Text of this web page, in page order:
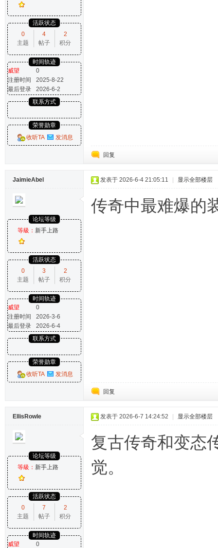
活跃状态
0
主题
4
帖子
2
积分
时间轨迹
威望
0
注册时间
2025-8-22
最后登录
2026-6-2
联系方式
荣誉勋章
收听TA
发消息
回复
JaimieAbel
论坛等级
等級： 新手上路
活跃状态
0
主题
3
帖子
2
积分
时间轨迹
威望
0
注册时间
2026-3-6
最后登录
2026-6-4
联系方式
荣誉勋章
收听TA
发消息
发表于 2026-6-4 21:05:11 显示全部楼层
传奇中最难爆的
回复
EllisRowle
论坛等级
等級： 新手上路
活跃状态
0
主题
7
帖子
2
积分
时间轨迹
威望
0
发表于 2026-6-7 14:24:52 显示全部楼层
复古传奇和变态
觉。